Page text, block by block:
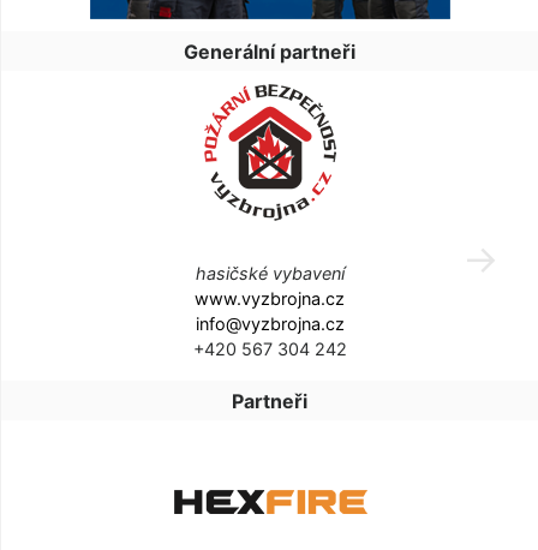
Generální partneři
hasičské vybavení
www.vyzbrojna.cz
info@vyzbrojna.cz
+420 567 304 242
Partneři